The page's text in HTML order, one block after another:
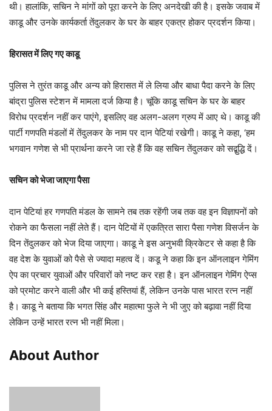
थी। हालांकि, सचिन ने मांगों को पूरा करने के लिए अनदेखी की है। इसके जवाब में
काडू और उनके कार्यकर्ता तेंदुलकर के घर के बाहर एकत्र होकर प्रदर्शन किया।
हिरासत में लिए गए काडू
पुलिस ने तुरंत काडू और अन्य को हिरासत में ले लिया और बाधा पैदा करने के लिए
बांद्रा पुलिस स्टेशन में मामला दर्ज किया है। चूंकि काडू सचिन के घर के बाहर
विरोध प्रदर्शन नहीं कर पाएंगे, इसलिए वह अलग-अलग ग्रुप में आए थे। काडू की
पार्टी गणपति मंडलों में तेंदुलकर के नाम पर दान पेटियां रखेगी। काडू ने कहा, ‘हम
भगवान गणेश से भी प्रार्थना करने जा रहे हैं कि वह सचिन तेंदुलकर को सद्बुद्धि दें।
सचिन को भेजा जाएगा पैसा
दान पेटियां हर गणपति मंडल के सामने तब तक रहेंगी जब तक वह इन विज्ञापनों को
रोकने का फैसला नहीं लेते हैं। दान पेटियों में एकत्रित सारा पैसा गणेश विसर्जन के
दिन तेंदुलकर को भेज दिया जाएगा। काडू ने इस अनुभवी क्रिकेटर से कहा है कि
वह देश के युवाओं को पैसे से ज्यादा महत्व दें। कडू ने कहा कि इन ऑनलाइन गेमिंग
ऐप का प्रचार युवाओं और परिवारों को नष्ट कर रहा है। इन ऑनलाइन गेमिंग ऐप्स
को प्रमोट करने वाली और भी कई हस्तियां हैं, लेकिन उनके पास भारत रत्न नहीं
है। काडू ने बताया कि भगत सिंह और महात्मा फुले ने भी जुए को बढ़ावा नहीं दिया
लेकिन उन्हें भारत रत्न भी नहीं मिला।
About Author